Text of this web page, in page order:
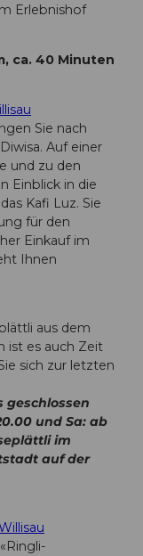
Erlebnishof
ca. 40 Minuten
Sie nach
Auf einer
und zu den
Einblick in die
Kafi Luz. Sie
für den
Einkauf im
Ihnen
aus dem
ist es auch Zeit
sich zur letzten
geschlossen
und Sa: ab
im
auf der